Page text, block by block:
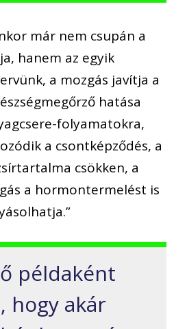
már nem csupán a
hanem az egyik
a mozgás javítja a
hatása
folyamatokra,
a csontképződés, a
csökken, a
a hormontermelést is
példaként
hogy akár